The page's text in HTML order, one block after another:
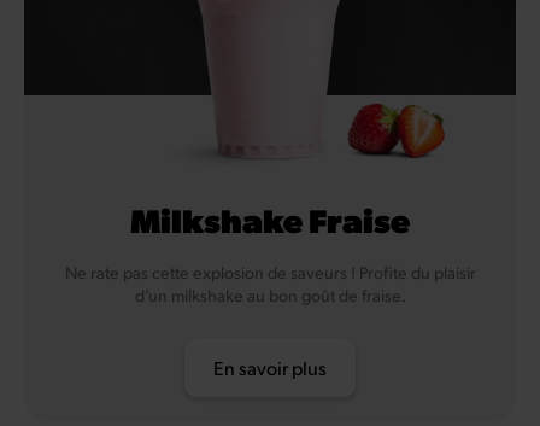
Milkshake Fraise
Ne rate pas cette explosion de saveurs ! Profite du plaisir
d’un milkshake au bon goût de fraise.
En savoir plus